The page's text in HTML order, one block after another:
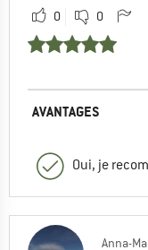
0
0
AVANTAGES
Oui, je
Anna-